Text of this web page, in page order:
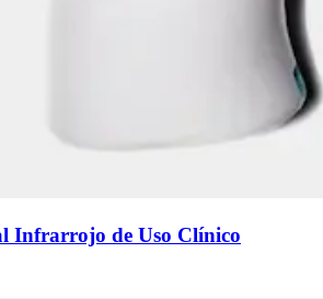
Infrarrojo de Uso Clínico